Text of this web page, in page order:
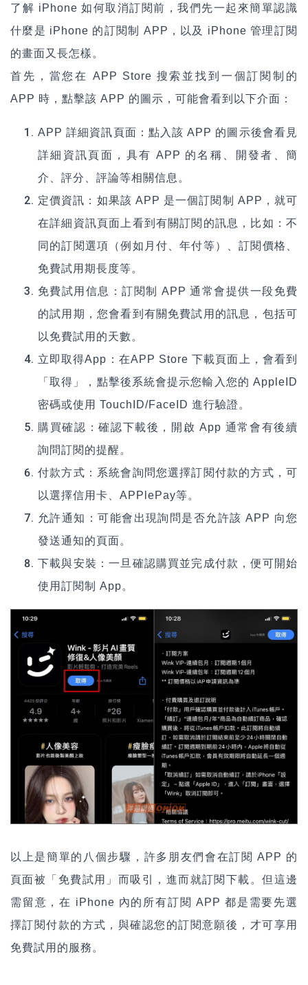
了解 iPhone 如何取消訂閱前，我們先一起來簡單認識
什麼是 iPhone 的訂閱制 APP，以及 iPhone 管理訂閱
的畫面又長怎樣。
首先，當您在 APP Store 搜索並找到一個訂閱制的
APP 時，點擊該 APP 的圖示，可能會看到以下介面：
APP詳細資訊頁面：點入該 APP 的圖示後會看見
詳細資訊頁面，具有 APP 的名稱、開發者、簡
介、評分、評論等相關信息。
定價資訊：如果該 APP 是一個訂閱制 APP，就可
在詳細資訊頁面上看到有關訂閱的訊息，比如：不
同的訂閱選項（例如月付、年付等）、訂閱價格、
免費試用期長度等。
免費試用信息：訂閱制 APP 通常會提供一段免費
的試用期，您會看到有關免費試用的訊息，包括可
以免費試用的天數。
立即取得App：在APP Store 下載頁面上，會看到
「取得」，點擊後系統會提示您輸入您的 AppleID
密碼或使用 TouchID/FaceID 進行驗證。
購買確認：確認下載後，開啟 App 通常會有後續
詢問訂閱的提醒。
付款方式：系統會詢問您選擇訂閱付款的方式，可
以選擇信用卡、APPlePay等。
允許通知：可能會出現詢問是否允許該 APP 向您
發送通知的頁面。
下載與安裝：一旦確認購買並完成付款，便可開始
使用訂閱制 App。
以上是簡單的八個步驟，許多朋友們會在訂閱 APP 的
頁面被「免費試用」而吸引，進而就訂閱下載。但這邊
需留意，在 iPhone 內的所有訂閱 APP 都是需要先選
擇訂閱付款的方式，與確認您的訂閱意願後，才可享用
免費試用的服務。